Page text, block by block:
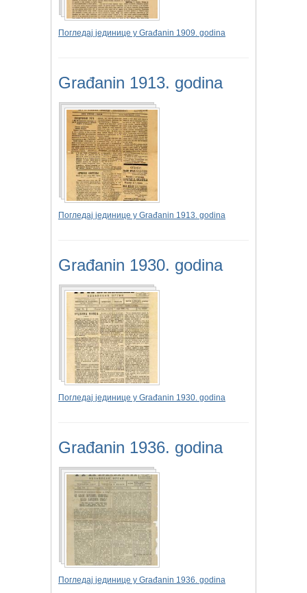
Погледај јединице у Građanin 1909. godina
Građanin 1913. godina
Погледај јединице у Građanin 1913. godina
Građanin 1930. godina
Погледај јединице у Građanin 1930. godina
Građanin 1936. godina
Погледај јединице у Građanin 1936. godina